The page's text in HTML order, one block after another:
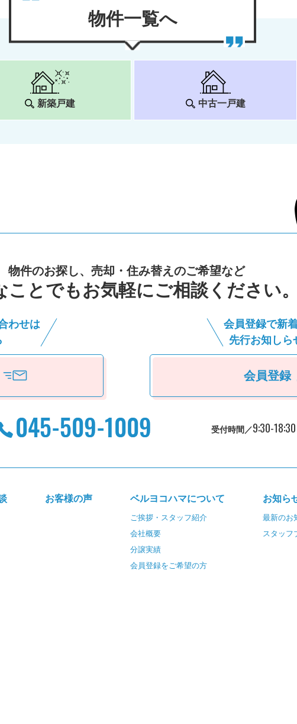
物件⼀覧へ
新築戸建 中古一戸建
物件のお探し、売却・住み替えのご希望など
ことでもお気軽にご相談ください。
わせは
会員登録で新
先⾏お知しら
会員登録
受付時間／9:30-18:30
お客様の声 ベルヨコハマについて
ご挨拶・スタッフ紹介
会社概要
分譲実績
会員登録をご希望の方
お知ら
最新のお
スタッフ